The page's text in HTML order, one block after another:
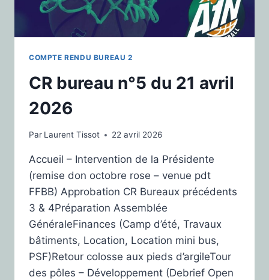
COMPTE RENDU BUREAU 2
CR bureau n°5 du 21 avril
2026
Par Laurent Tissot 22 avril 2026
Accueil – Intervention de la Présidente
(remise don octobre rose – venue pdt
FFBB) Approbation CR Bureaux précédents
3 & 4Préparation Assemblée
GénéraleFinances (Camp d’été, Travaux
bâtiments, Location, Location mini bus,
PSF)Retour colosse aux pieds d’argileTour
des pôles – Développement (Debrief Open